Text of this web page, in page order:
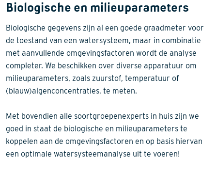
Biologische en milieuparameters
Biologische gegevens zijn al een goede graadmeter voor
de toestand van een watersysteem, maar in combinatie
met aanvullende omgevingsfactoren wordt de analyse
completer. We beschikken over diverse apparatuur om
milieuparameters, zoals zuurstof, temperatuur of
(blauw)algenconcentraties, te meten.
Met bovendien alle soortgroepenexperts in huis zijn we
goed in staat de biologische en milieuparameters te
koppelen aan de omgevingsfactoren en op basis hiervan
een optimale watersysteemanalyse uit te voeren!